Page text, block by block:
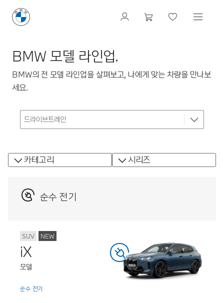
BMW 모델 라인업.
BMW의 전 모델 라인업을 살펴보고, 나에게 맞는 차량을 만나보
세요.
카테고리 시리즈
순수 전기
SUV NEW
iX
모델
순수 전기